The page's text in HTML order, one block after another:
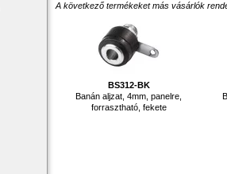
A következő termékeket más vásárlók
BS312-BK
Banán aljzat, 4mm, panelre,
forrasztható, fekete